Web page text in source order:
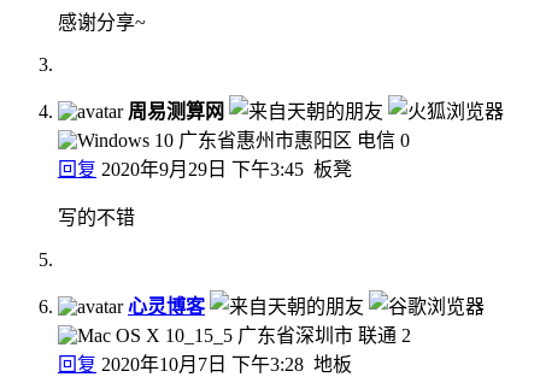
感谢分享~
周易测算网
广东省惠州市惠阳区 电信 0
回复 2020年9月29日 下午3:45 板凳
写的不错
心灵博客
广东省深圳市 联通 2
回复 2020年10月7日 下午3:28 地板